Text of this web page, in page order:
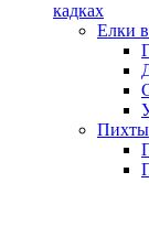
кадках
Елки
Пихты